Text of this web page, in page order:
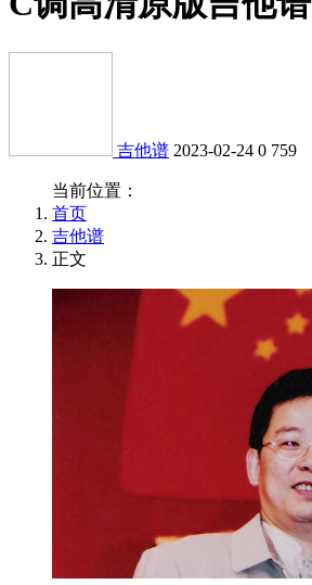
吉他谱 2023-02-24 0 759
当前位置：
首页
吉他谱
正文